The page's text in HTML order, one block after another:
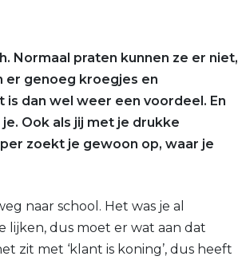
Normaal praten kunnen ze er niet,
er genoeg kroegjes en
dan wel weer een voordeel. En
Ook als jij met je drukke
zoekt je gewoon op, waar je
naar school. Het was je al
lijken, dus moet er wat aan dat
zit met ‘klant is koning’, dus heeft